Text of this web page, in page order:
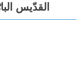
القدّيس